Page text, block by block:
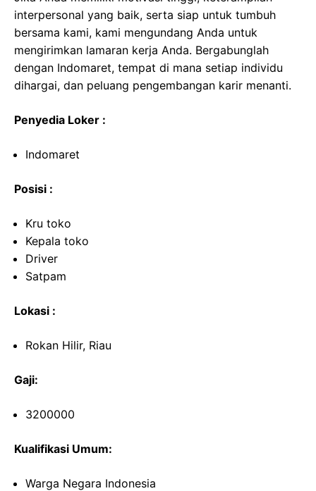
interpersonal yang baik, serta siap untuk tumbuh
bersama kami, kami mengundang Anda untuk
mengirimkan lamaran kerja Anda. Bergabunglah
dengan Indomaret, tempat di mana setiap individu
dihargai, dan peluang pengembangan karir menanti.
Penyedia Loker :
Indomaret
Posisi :
Kru toko
Kepala toko
Driver
Satpam
Lokasi :
Rokan Hilir, Riau
Gaji:
3200000
Kualifikasi Umum:
Warga Negara Indonesia